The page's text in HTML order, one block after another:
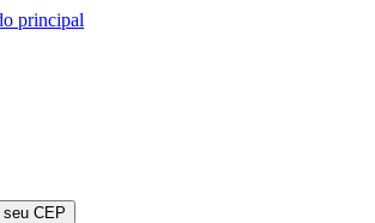
principal
seu CEP